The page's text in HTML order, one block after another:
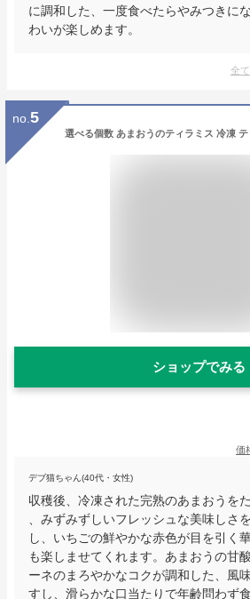
に調和した、一度食べたらやみつきに
わいが楽しめます。
全
no. 5
ショップでみる
価
デブ猫ちゃん(40代・女性)
収穫後、冷凍された完熟のあまおうを
、みずみずしいフレッシュな美味しさ
し、いちごの鮮やかな赤色が目を引く
も楽しませてくれます。あまおうの甘
ーネのまろやかなコクが調和した、風
すし、滑らかな口当たりで年齢問わず